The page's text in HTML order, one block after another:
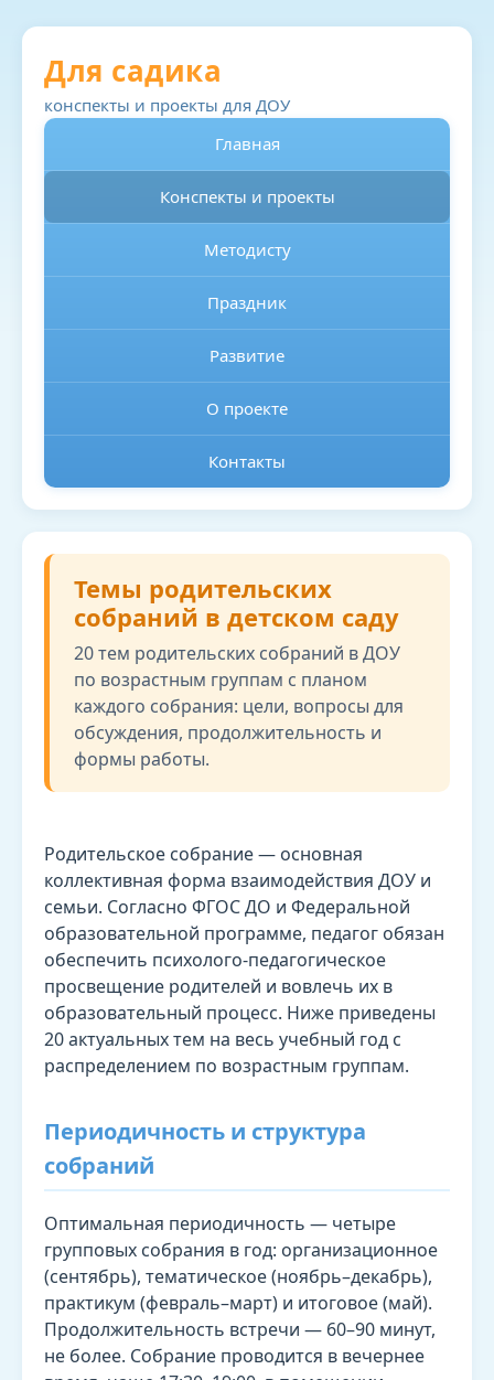
Для садика
конспекты и проекты для ДОУ
Главная
Конспекты и проекты
Методисту
Праздник
Развитие
О проекте
Контакты
Темы родительских
собраний в детском саду
20 тем родительских собраний в ДОУ
по возрастным группам с планом
каждого собрания: цели, вопросы для
обсуждения, продолжительность и
формы работы.
Родительское собрание — основная
коллективная форма взаимодействия ДОУ и
семьи. Согласно ФГОС ДО и Федеральной
образовательной программе, педагог обязан
обеспечить психолого-педагогическое
просвещение родителей и вовлечь их в
образовательный процесс. Ниже приведены
20 актуальных тем на весь учебный год с
распределением по возрастным группам.
Периодичность и структура
собраний
Оптимальная периодичность — четыре
групповых собрания в год: организационное
(сентябрь), тематическое (ноябрь–декабрь),
практикум (февраль–март) и итоговое (май).
Продолжительность встречи — 60–90 минут,
не более. Собрание проводится в вечернее